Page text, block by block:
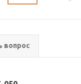
вопрос